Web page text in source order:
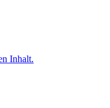
Inhalt.